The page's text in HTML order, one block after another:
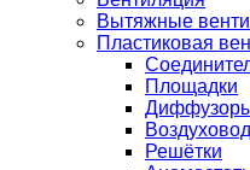
Вытяжные
Пластиковая
Площадки
Решётки